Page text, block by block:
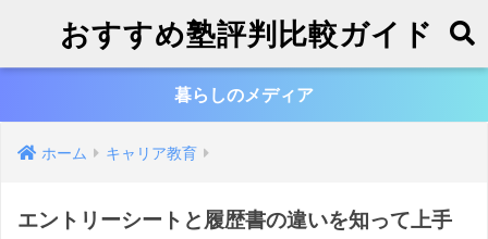
おすすめ塾評判比較ガイド
暮らしのメディア
ホーム キャリア教育
エントリーシートと履歴書の違いを知って上手